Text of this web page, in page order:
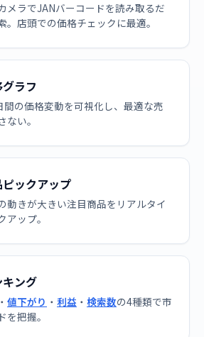
メラでJANバーコードを読み取るだ
。店頭での価格チェックに最適。
ラフ
間の価格変動を可視化し、最適な売
ない。
ックアップ
動きが大きい注目商品をリアルタイ
アップ。
ング
・ 値下がり ・ 利益 ・ 検索数の4種類で市
を把握。